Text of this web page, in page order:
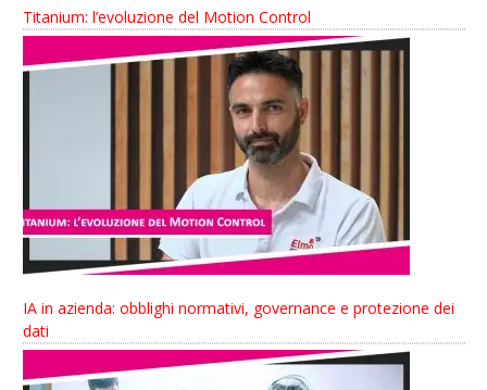
Titanium: l’evoluzione del Motion Control
IA in azienda: obblighi normativi, governance e protezione dei
dati